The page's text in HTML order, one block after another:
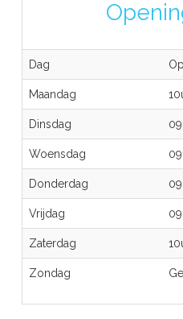
Dag
Maandag
Dinsdag
Woensdag
Donderdag
Vrijdag
Zaterdag
Zondag